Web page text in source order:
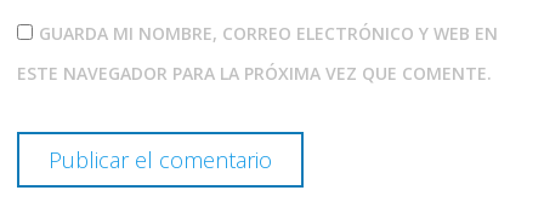
GUARDA MI NOMBRE, CORREO ELECTRÓNICO Y WEB EN
ESTE NAVEGADOR PARA LA PRÓXIMA VEZ QUE COMENTE.